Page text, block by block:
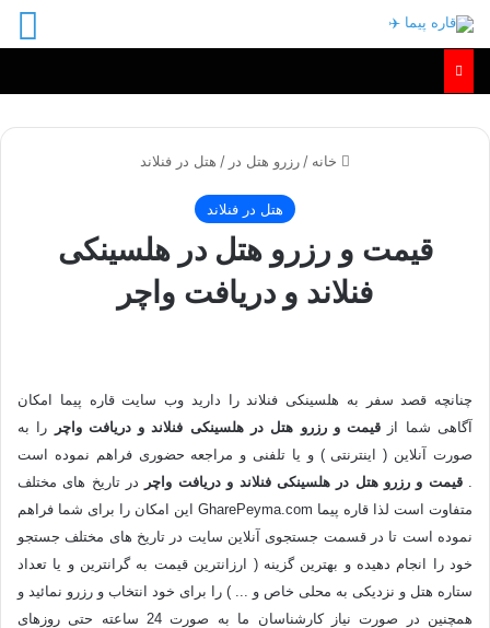
خانه / رزرو هتل در / هتل در فنلاند
هتل در فنلاند
قیمت و رزرو هتل در هلسینکی
فنلاند و دریافت واچر
چنانچه قصد سفر به هلسینکی فنلاند را دارید وب سایت قاره پیما امکان
آگاهی شما از قیمت و رزرو هتل در هلسینکی فنلاند و دریافت واچر
را به
صورت آنلاین ( اینترنتی ) و یا تلفنی و مراجعه حضوری فراهم نموده است
.قیمت و رزرو هتل در هلسینکی فنلاند و دریافت واچر در تاریخ های مختلف
متفاوت است لذا قاره پیما GharePeyma.com این امکان را برای شما فراهم
نموده است تا در قسمت جستجوی آنلاین سایت در تاریخ های مختلف جستجو
خود را انجام دهیده و بهترین گزینه ( ارزانترین قیمت به گرانترین و یا تعداد
ستاره هتل و نزدیکی به محلی خاص و ... ) را برای خود انتخاب و رزرو نمائید و
همچنین در صورت نیاز کارشناسان ما به صورت 24 ساعته حتی روزهای